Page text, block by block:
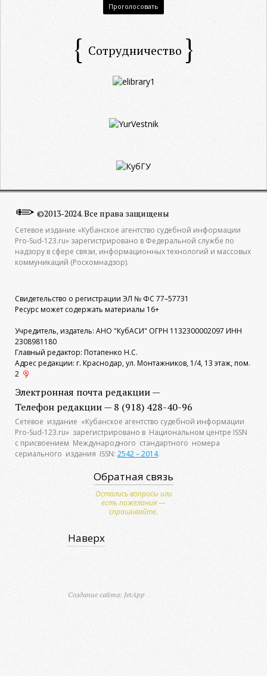
Проголосовать
Сотрудничество
©2013-2024. Все права защищены
Сетевое издание «Кубанское агентство судебной информации
Pro-Sud-123.ru» зарегистрировано в Федеральной службе по
надзору в сфере связи, информационных технологий и массовых
коммуникаций (Роскомнадзор).
Свидетельство о регистрации ЭЛ № ФС 77–57731
Ресурс может содержать материалы 16+
Учредитель, издатель: АНО "КубАСИ" ОГРН 1132300002097 ИНН
2308981180
Главный редактор: Потапенко Н.С.
Адрес редакции: г. Краснодар, ул. Монтажников, 1/4, 13 этаж, пом.
2
Электронная почта редакции —
Телефон редакции — 8 (918) 428-40-96
Сетевое издание «Кубанское агентство судебной информации
Pro-Sud-123.ru» зарегистрировано в Национальном центре ISSN
с присвоением Международного стандартного номера
сериального издания ISSN: 2542 – 2014.
Обратная связь
Остались вопросы или
есть пожелания —
спрашивайте.
Наверх
Создание сайта: JetApp